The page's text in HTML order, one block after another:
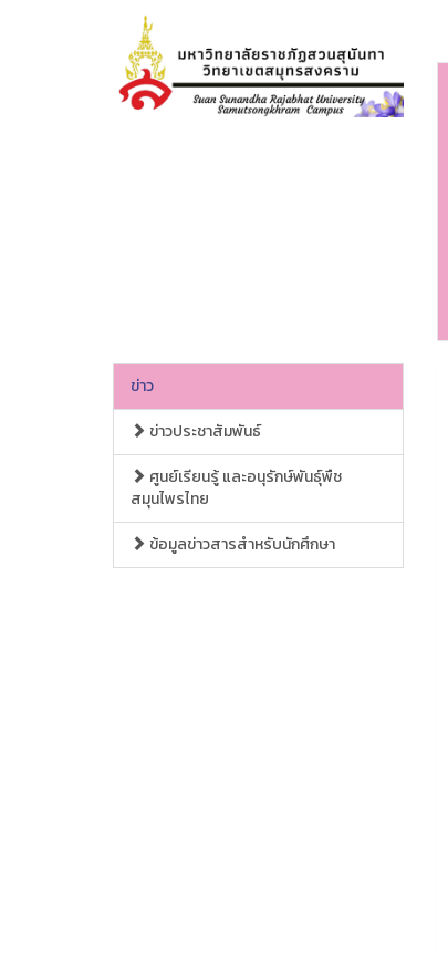
ข่าว
ข่าวประชาสัมพันธ์
ศูนย์เรียนรู้ และอนุรักษ์พันธุ์พืช
สมุนไพรไทย
ข้อมูลข่าวสารสำหรับนักศึกษา